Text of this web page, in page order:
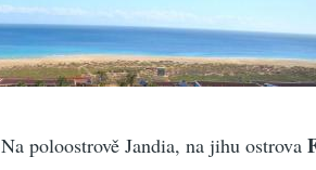
Na poloostrově Jandia, na jihu ostrova